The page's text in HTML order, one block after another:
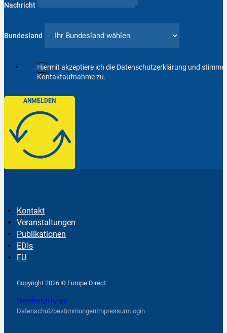
Nachricht
Bundesland
Hiermit akzeptiere ich die Datenschutzerklärung und
Kontaktaufnahme zu.
ANMELDEN
Kontakt
Veranstaltungen
Publikationen
EDIs
EU
Copyright 2026 © Europe Direct
Webdesign by qlp
DatenschutzbestimmungenImpressumLogin